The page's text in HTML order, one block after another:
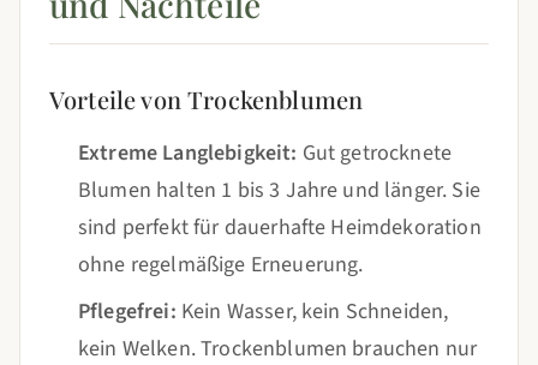
Vorteile von Trockenblumen
Extreme Langlebigkeit: Gut getrocknete
Blumen halten 1 bis 3 Jahre und länger. Sie
sind perfekt für dauerhafte Heimdekoration
ohne regelmäßige Erneuerung.
Pflegefrei: Kein Wasser, kein Schneiden,
kein Welken. Trockenblumen brauchen nur